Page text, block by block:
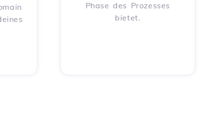
Phase des Prozesses
bietet.